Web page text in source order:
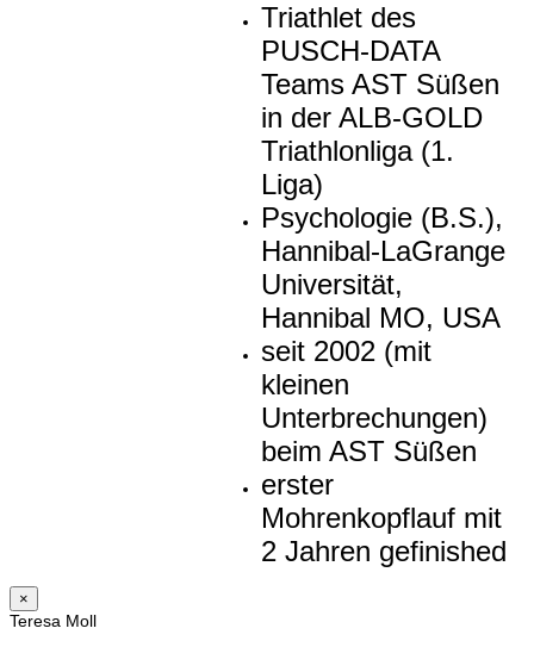
Triathlet des
PUSCH-DATA
Teams AST Süßen
in der ALB-GOLD
Triathlonliga (1.
Liga)
Psychologie (B.S.),
Hannibal-LaGrange
Universität,
Hannibal MO, USA
seit 2002 (mit
kleinen
Unterbrechungen)
beim AST Süßen
erster
Mohrenkopflauf mit
2 Jahren gefinished
×
Teresa Moll